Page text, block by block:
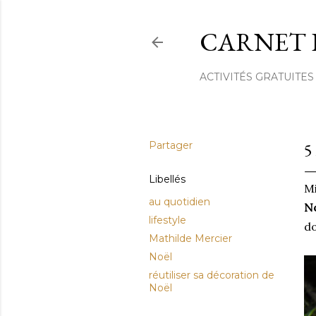
CARNET
ACTIVITÉS GRATUITES
Partager
Libellés
au quotidien
lifestyle
Mathilde Mercier
Noël
réutiliser sa décoration de
Noël